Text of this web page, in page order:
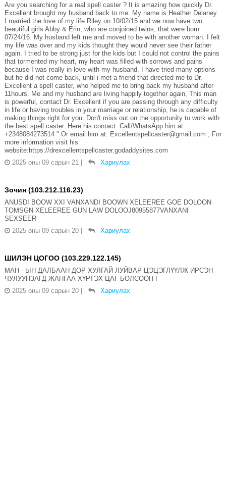
Are you searching for a real spell caster ? It is amazing how quickly Dr.
Excellent brought my husband back to me. My name is Heather Delaney.
I married the love of my life Riley on 10/02/15 and we now have two
beautiful girls Abby & Erin, who are conjoined twins, that were born
07/24/16. My husband left me and moved to be with another woman. I felt
my life was over and my kids thought they would never see their father
again. I tried to be strong just for the kids but I could not control the pains
that tormented my heart, my heart was filled with sorrows and pains
because I was really in love with my husband. I have tried many options
but he did not come back, until i met a friend that directed me to Dr.
Excellent a spell caster, who helped me to bring back my husband after
11hours. Me and my husband are living happily together again, This man
is powerful, contact Dr. Excellent if you are passing through any difficulty
in life or having troubles in your marriage or relationship, he is capable of
making things right for you. Don't miss out on the opportunity to work with
the best spell caster. Here his contact. Call/WhatsApp him at:
+2348084273514 " Or email him at: Excellentspellcaster@gmail.com , For
more information visit his
website:https://drexcellentspellcaster.godaddysites.com
2025 оны 09 сарын 21 | Хариулах
Зочин (103.212.116.23)
ANUSDI BOOW XXI VANXANDI BOOWN XELEEREE GOE DOLOON
TOMSGN XELEEREE GUN LAW DOLOOJ80955877VANXANI
SEXSEER
2025 оны 09 сарын 20 | Хариулах
ШИЛЭН ЦОГОО (103.229.122.145)
МАН - ЫН ДАЛБААН ДОР ХУЛГАЙ ЛУЙВАР ЦЭЦЭГЛҮҮЛЖ ИРСЭН
ЧУЛУУНЗАГД ЖАНГАА ХҮРТЭХ ЦАГ БОЛСООН !
2025 оны 09 сарын 20 | Хариулах